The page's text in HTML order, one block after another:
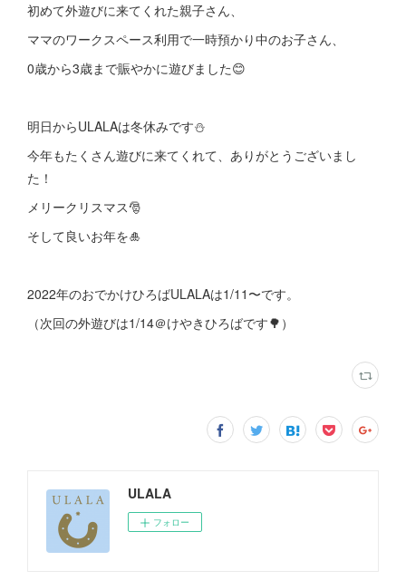
初めて外遊びに来てくれた親子さん、
ママのワークスペース利用で一時預かり中のお子さん、
0歳から3歳まで賑やかに遊びました😊
明日からULALAは冬休みです⛄️
今年もたくさん遊びに来てくれて、ありがとうございまし
た！
メリークリスマス🎅
そして良いお年を🎍
2022年のおでかけひろばULALAは1/11〜です。
（次回の外遊びは1/14＠けやきひろばです🌳）
ULALA
フォロー